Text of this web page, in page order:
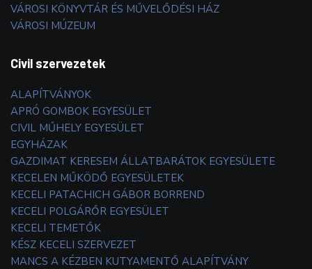
VÁROSI KÖNYVTÁR ÉS MŰVELŐDÉSI HÁZ
VÁROSI MÚZEUM
Civil szervezetek
ALAPÍTVÁNYOK
APRÓ GOMBOK EGYESÜLET
CIVIL MŰHELY EGYESÜLET
EGYHÁZAK
GAZDIMAT KERESEM ÁLLATBARÁTOK EGYESÜLETE
KECELEN MŰKÖDŐ EGYESÜLETEK
KECELI PATACHICH GÁBOR BORREND
KECELI POLGÁRŐR EGYESÜLET
KECELI TEMETŐK
KÉSZ KECELI SZERVEZET
MANCS A KÉZBEN KUTYAMENTŐ ALAPÍTVÁNY